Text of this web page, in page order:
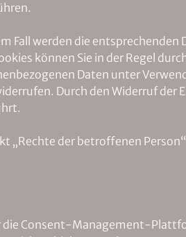
Fall werden die
können Sie in der Regel
Daten unter
Durch den Widerruf
„Rechte der betroffenen
Consent-Management-